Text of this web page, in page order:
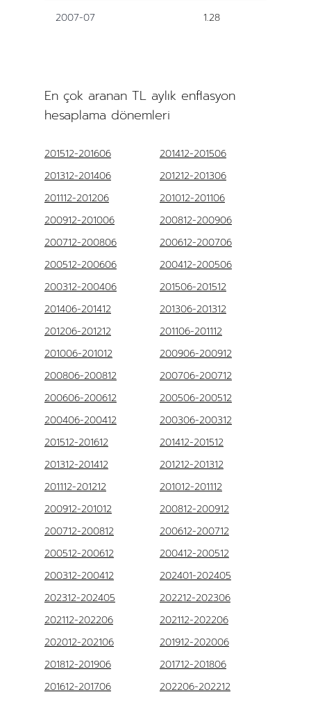
2007-07 1.28
En çok aranan TL aylık enflasyon
hesaplama dönemleri
201512-201606
201412-201506
201312-201406
201212-201306
201112-201206
201012-201106
200912-201006
200812-200906
200712-200806
200612-200706
200512-200606
200412-200506
200312-200406
201506-201512
201406-201412
201306-201312
201206-201212
201106-201112
201006-201012
200906-200912
200806-200812
200706-200712
200606-200612
200506-200512
200406-200412
200306-200312
201512-201612
201412-201512
201312-201412
201212-201312
201112-201212
201012-201112
200912-201012
200812-200912
200712-200812
200612-200712
200512-200612
200412-200512
200312-200412
202401-202405
202312-202405
202212-202306
202112-202206
202112-202206
202012-202106
201912-202006
201812-201906
201712-201806
201612-201706
202206-202212